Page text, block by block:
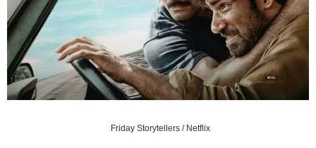
Friday Storytellers / Netflix